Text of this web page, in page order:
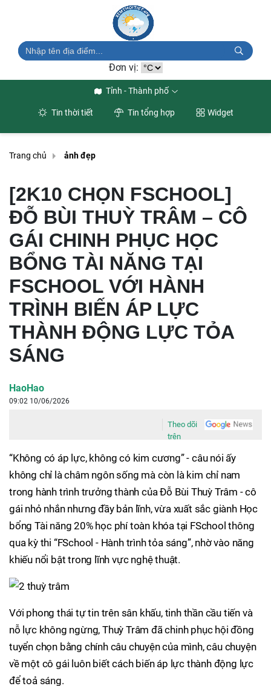
Đơn vị:
Tỉnh - Thành phố
Tin thời tiết Tin tổng hợp Widget
Trang chủ ảnh đẹp
[2K10 CHỌN FSCHOOL]
ĐỖ BÙI THUỲ TRÂM – CÔ
GÁI CHINH PHỤC HỌC
BỔNG TÀI NĂNG TẠI
FSCHOOL VỚI HÀNH
TRÌNH BIẾN ÁP LỰC
THÀNH ĐỘNG LỰC TỎA
SÁNG
HaoHao
09:02 10/06/2026
Theo dõi
trên
“Không có áp lực, không có kim cương” - câu nói ấy
không chỉ là châm ngôn sống mà còn là kim chỉ nam
trong hành trình trưởng thành của Đỗ Bùi Thuỳ Trâm - cô
gái nhỏ nhắn nhưng đầy bản lĩnh, vừa xuất sắc giành Học
bổng Tài năng 20% học phí toàn khóa tại FSchool thông
qua kỳ thi “FSchool - Hành trình tỏa sáng”, nhờ vào năng
khiếu nổi bật trong lĩnh vực nghệ thuật.
Với phong thái tự tin trên sân khấu, tinh thần cầu tiến và
nỗ lực không ngừng, Thuỳ Trâm đã chinh phục hội đồng
tuyển chọn bằng chính câu chuyện của mình, câu chuyện
về một cô gái luôn biết cách biến áp lực thành động lực
để toả sáng.